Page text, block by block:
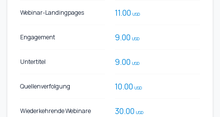
Webinar-Landingpages
Engagement
Untertitel
Quellenverfolgung
Wiederkehrende Webinare
11.00 USD
9.00 USD
9.00 USD
10.00 USD
30.00 USD